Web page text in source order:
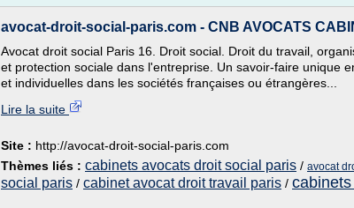
avocat-droit-social-paris.com - CNB AVOCATS
Avocat droit social Paris 16. Droit social. Droit du travail,
et protection sociale dans l'entreprise. Un savoir-faire unique
et individuelles dans les sociétés françaises ou étrangères...
Lire la suite
Site : http://avocat-droit-social-paris.com
Thèmes liés : cabinets avocats droit social paris / avocat
social paris / cabinet avocat droit travail paris /